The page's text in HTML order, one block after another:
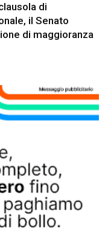
di
il Senato
di maggioranza